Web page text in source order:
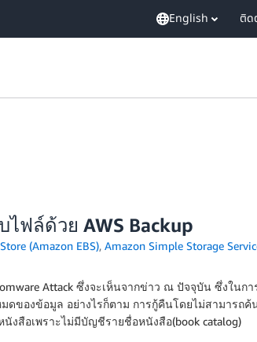
English ติด
ฟล์ด้วย AWS Backup
(Amazon EBS), Amazon Simple Storage
Attack ซึ่งจะเห็นจากข่าว ณ ปัจจุบัน ซึ่งใน
ของข้อมูล อย่างไรก็ตาม การกู้คืนโดยไม่สามารถ
งสือเพราะไม่มีบัญชีรายชื่อหนังสือ(book catalog)